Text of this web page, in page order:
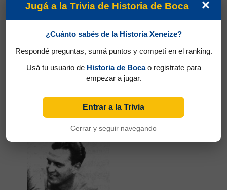
Amistosos 1942
Gandulla, Bernardo José
×
Jugá a la Trivia de Historia de Boca
¿Cuánto sabés de la Historia Xeneize?
Respondé preguntas, sumá puntos y competí en el ranking.
Usá tu usuario de Historia de Bocao registrate para
empezar a jugar.
Entrar a la Trivia
Cerrar y seguir navegando